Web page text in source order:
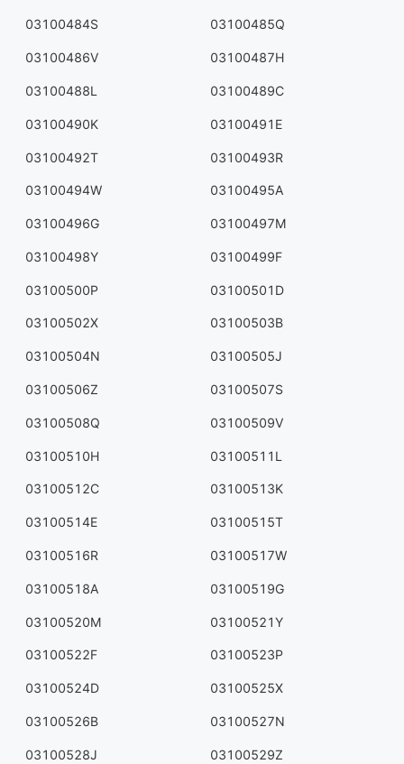
03100484S 03100485Q
03100486V 03100487H
03100488L 03100489C
03100490K 03100491E
03100492T 03100493R
03100494W 03100495A
03100496G 03100497M
03100498Y 03100499F
03100500P 03100501D
03100502X 03100503B
03100504N 03100505J
03100506Z 03100507S
03100508Q 03100509V
03100510H 03100511L
03100512C 03100513K
03100514E 03100515T
03100516R 03100517W
03100518A 03100519G
03100520M 03100521Y
03100522F 03100523P
03100524D 03100525X
03100526B 03100527N
03100528J 03100529Z